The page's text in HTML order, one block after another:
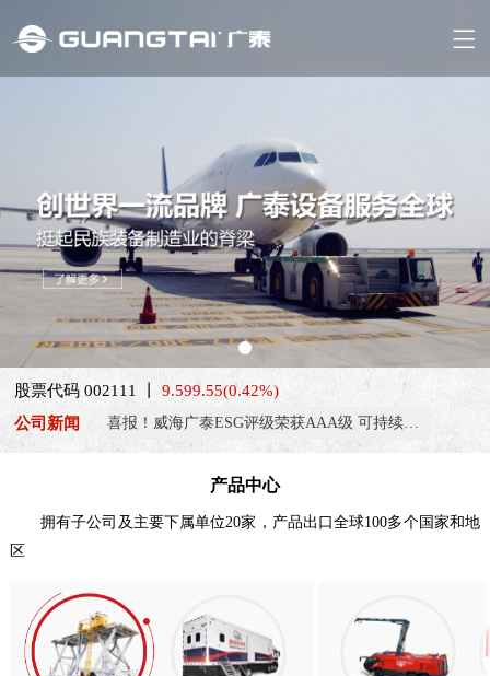
股票代码 002111 丨9.599.55(0.42%)
公司新闻
喜报！威海广泰ESG评级荣获AAA级 可持续发展实力获权威…
热烈庆祝中国共产党成立105周年！
亚太市场订单高速突破，威海广泰海外业务稳步进阶
热烈庆祝中国共产党成立105周年！
产品中心
拥有子公司及主要下属单位20家，产品出口全球100多个国家和地
区